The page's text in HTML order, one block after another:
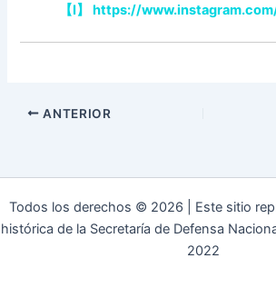
【I】 https://
ANTERIOR
Todos los derechos © 2026 | Este sitio
histórica de la Secretaría de Defensa
2022